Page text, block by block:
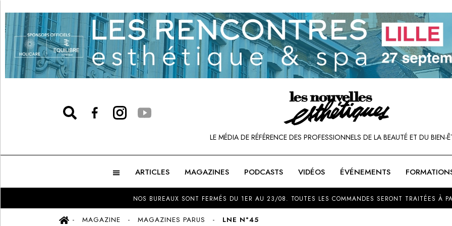
LE MÉDIA DE RÉFÉRENCE DES PROFESSIONNELS DE LA BEAUTÉ ET DU BIEN-
ARTICLES MAGAZINES PODCASTS VIDÉOS ÉVÉNEMENTS
NOS BUREAUX SONT FERMÉS DU 1ER AU 23/08. TOUTES LES COMMANDES SERONT TRAITÉES À
MAGAZINE MAGAZINES PARUS LNE N°45